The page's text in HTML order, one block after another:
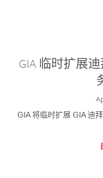
GIA 临时扩展
GIA 将临时扩展 GIA 迪